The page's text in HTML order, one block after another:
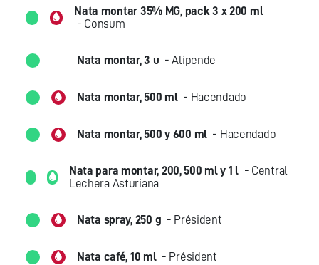
Nata montar 35% MG, pack 3 x 200 ml
- Consum
Nata montar, 3 u - Alipende
Nata montar, 500 ml - Hacendado
Nata montar, 500 y 600 ml - Hacendado
Nata para montar, 200, 500 ml y 1 l - Central
Lechera Asturiana
Nata spray, 250 g - Président
Nata café, 10 ml - Président